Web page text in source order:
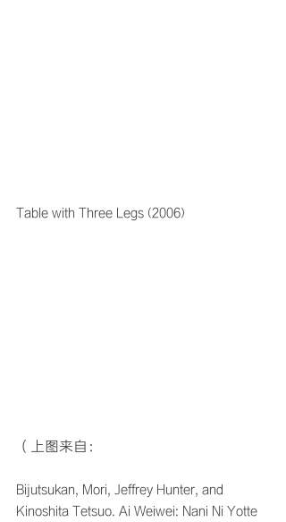
Table with Three Legs (2006)
（上图来自：
Bijutsukan, Mori, Jeffrey Hunter, and
Kinoshita Tetsuo. Ai Weiwei: Nani Ni Yotte